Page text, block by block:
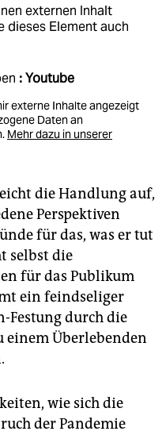
externen Inhalt
dieses Element auch
: Youtube
externe Inhalte angezeigt
Daten an
Mehr dazu in unserer
die Handlung auf,
Perspektiven
für das, was er tut
selbst die
für das Publikum
ein feindseliger
Festung durch die
einem Überlebenden
wie sich die
der Pandemie